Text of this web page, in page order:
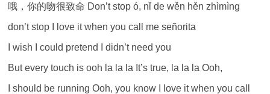
哦，你的吻很致命 Don’t stop ó, nǐ de wěn hěn zhìmìng
don’t stop I love it when you call me señorita
I wish I could pretend I didn’t need you
But every touch is ooh la la la It’s true, la la la Ooh,
I should be running Ooh, you know I love it when you call